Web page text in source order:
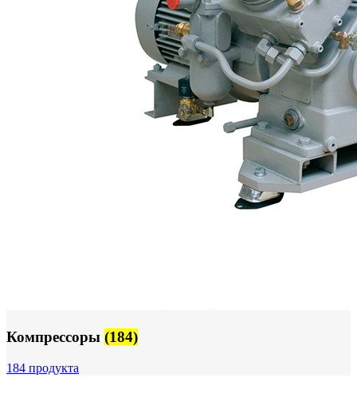
Компрессоры (184)
184 продукта